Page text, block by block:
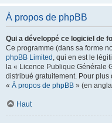
À propos de phpBB
Qui a développé ce logiciel de
Ce programme (dans sa forme
phpBB Limited , qui en est le
la « Licence Publique Générale
distribué gratuitement. Pour plus
« À propos de phpBB » (en
Haut